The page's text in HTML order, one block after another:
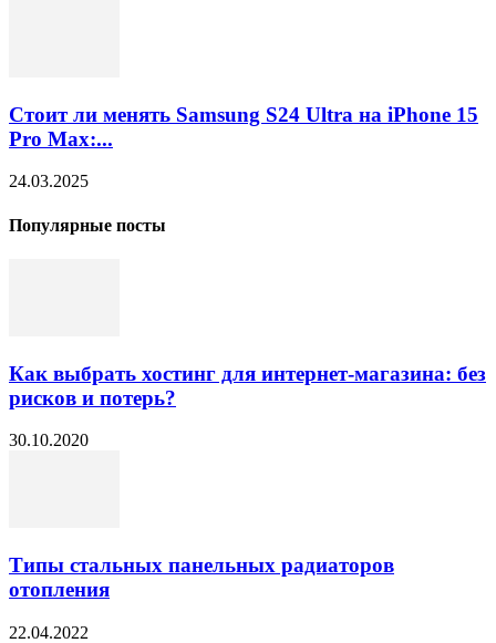
Стоит ли менять Samsung S24 Ultra на iPhone 15
Pro Max:...
24.03.2025
Популярные посты
Как выбрать хостинг для интернет-магазина: без
рисков и потерь?
30.10.2020
Типы стальных панельных радиаторов
отопления
22.04.2022